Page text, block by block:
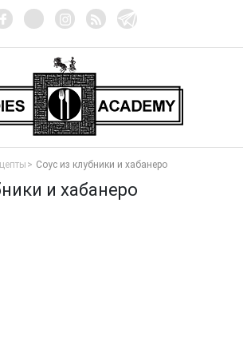
Соус из клубники и хабанеро
и хабанеро